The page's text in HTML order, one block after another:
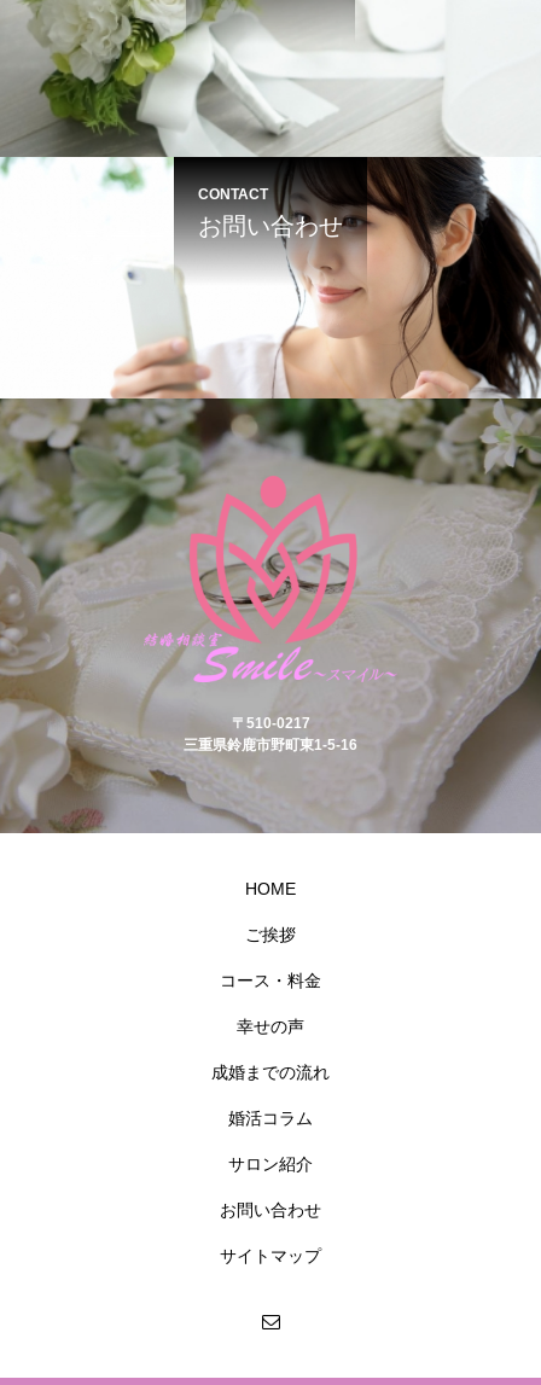
CONTACT
お問い合わせ
〒510-0217
三重県鈴鹿市野町東1-5-16
HOME
ご挨拶
コース・料金
幸せの声
成婚までの流れ
婚活コラム
サロン紹介
お問い合わせ
サイトマップ